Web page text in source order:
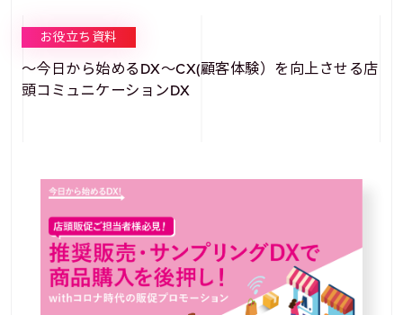
お役立ち資料
～今日から始めるDX～CX(顧客体験）を向上させる店
頭コミュニケーションDX